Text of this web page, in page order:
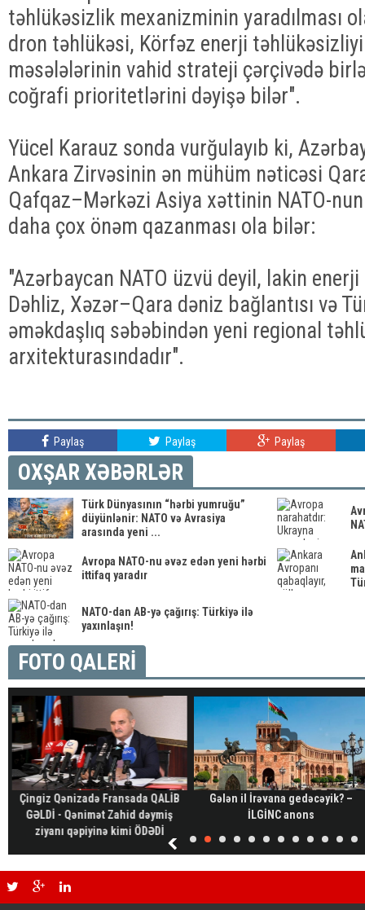
təhlükəsizlik mexanizminin yaradılması
dron təhlükəsi, Körfəz enerji
məsələlərinin vahid strateji çərçivədə
coğrafi prioritetlərini dəyişə bilər".
Yücel Karauz sonda vurğulayıb ki,
Ankara Zirvəsinin ən mühüm nəticəsi
Qafqaz–Mərkəzi Asiya xəttinin NATO-
daha çox önəm qazanması ola bilər:
"Azərbaycan NATO üzvü deyil, lakin
Dəhliz, Xəzər–Qara dəniz bağlantısı və
əməkdaşlıq səbəbindən yeni regional
arxitekturasındadır".
Paylaş Paylaş Paylaş
OXŞAR XƏBƏRLƏR
Türk Dünyasının “hərbi yumruğu”
düyünlənir: NATO və Avrasiya
arasında yeni ...
Avropa NATO-nu əvəz edən yeni hərbi
ittifaq yaradır
NATO-dan AB-yə çağırış: Türkiyə ilə
yaxınlaşın!
FOTO QALERİ
Çingiz Qənizadə Fransada QALİB
GƏLDİ - Qənimət Zahid dəymiş
ziyanı qəpiyinə kimi ÖDƏDİ
Gələn il İrəvana gedəcəyik? –
İLGİNC anons